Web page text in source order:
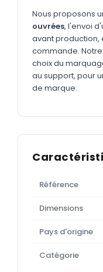
Verres & déjeuner
Technologie
Vêtements
Outils & porte-clés
Nous proposons
ouvrées, l'envoi
avant production,
commande.
choix du
au support, pour
de marque.
Référence
Dimensions
Pays d'origine
Catégorie